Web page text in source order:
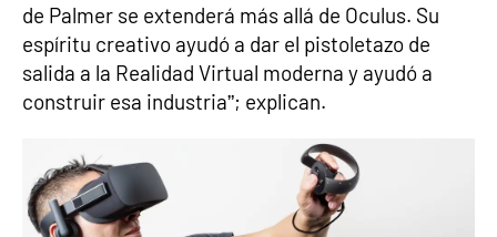
de Palmer se extenderá más allá de Oculus. Su
espíritu creativo ayudó a dar el pistoletazo de
salida a la Realidad Virtual moderna y ayudó a
construir esa industria”; explican.